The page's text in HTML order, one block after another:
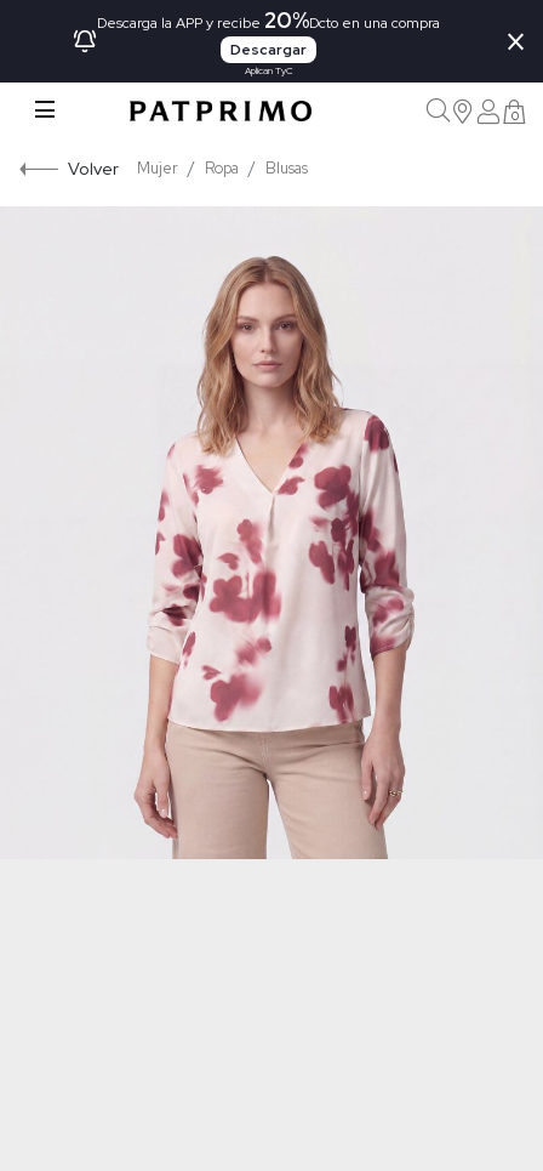
Descarga la APP y recibe 20%Dcto en una compra
Descargar
Aplican TyC
×
0
Volver Mujer Ropa Blusas